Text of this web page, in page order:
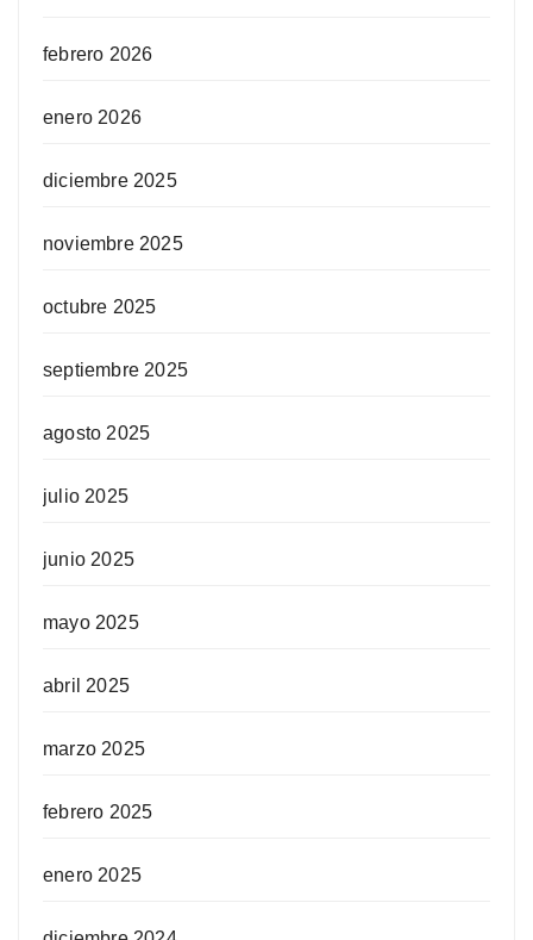
febrero 2026
enero 2026
diciembre 2025
noviembre 2025
octubre 2025
septiembre 2025
agosto 2025
julio 2025
junio 2025
mayo 2025
abril 2025
marzo 2025
febrero 2025
enero 2025